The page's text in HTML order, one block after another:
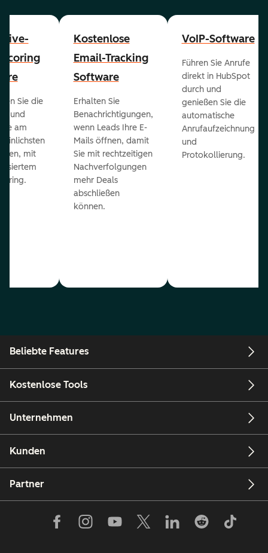
Sie die
und
am
mit
Kostenlose
Email-Tracking
Software
Erhalten Sie
Benachrichtigungen,
wenn Leads Ihre E-
Mails öffnen, damit
Sie mit rechtzeitigen
Nachverfolgungen
mehr Deals
abschließen
können.
VoIP-Software
Führen Sie Anrufe
direkt in HubSpot
durch und
genießen Sie die
automatische
Anrufaufzeichnung
und
Protokollierung.
Beliebte Features
Kostenlose Tools
Unternehmen
Kunden
Partner